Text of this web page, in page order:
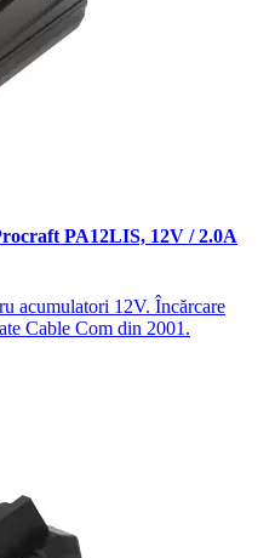
PA12LIS, 12V / 2.0A
acumulatori 12V. Încărcare
Cable Com din 2001.